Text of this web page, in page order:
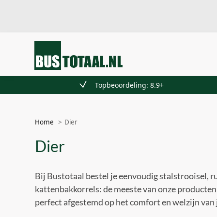
Topbeoordeling: 8.9+
Home Dier
Dier
Bij Bustotaal bestel je eenvoudig stalstrooisel,
kattenbakkorrels: de meeste van onze
perfect afgestemd op het comfort en welzijn